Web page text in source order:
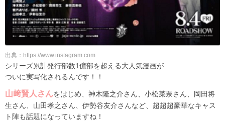
出典：https://www.instagram.com
シリーズ累計発行部数1億部を超える大人気漫画が
ついに実写化されるんです！！
山﨑賢人さんをはじめ、神木隆之介さん、小松菜奈さん、岡田将
生さん、山田孝之さん、伊勢谷友介さんなど、超超超豪華なキャス
ト陣も話題になっていますね！